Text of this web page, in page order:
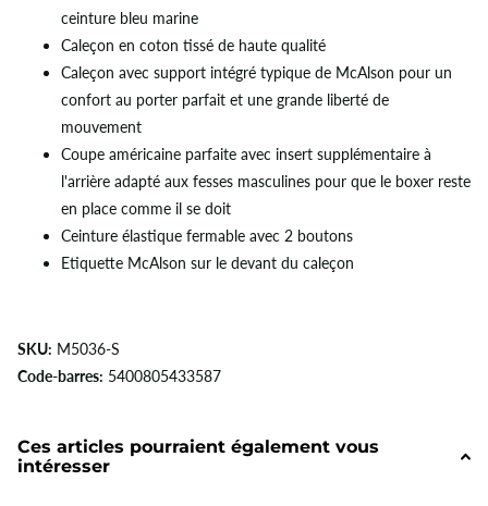
ceinture bleu marine
Caleçon en coton tissé de haute qualité
Caleçon avec support intégré typique de McAlson pour un
confort au porter parfait et une grande liberté de
mouvement
Coupe américaine parfaite avec insert supplémentaire à
l'arrière adapté aux fesses masculines pour que le boxer reste
en place comme il se doit
Ceinture élastique fermable avec 2 boutons
Etiquette McAlson sur le devant du caleçon
SKU: M5036-S
Code-barres: 5400805433587
Ces articles pourraient également vous
intéresser